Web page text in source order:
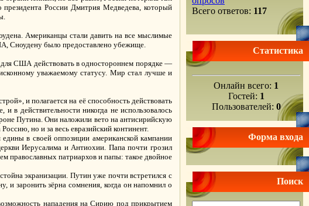
президента России Дмитрия Медведева, который
Американцы стали давить на все мыслимые
Сноудену было предоставлено убежище.
США действовать в одностороннем порядке —
уважаемому статусу. Мир стал лучше и
и полагается на её способность действовать
в действительности никогда не использовалось
Путина. Они наложили вето на антисирийскую
но и за весь евразийский континент.
в своей оппозиции американской кампании
Иерусалима и Антиохии. Папа почти грозил
православных патриархов и папы: такое двойное
экранизации. Путин уже почти встретился с
и заронить зёрна сомнения, когда он напомнил о
нападения на Сирию под прикрытием
Всего ответов: 117
Статистика
Онлайн всего: 1
Гостей: 1
Пользователей: 0
Форма входа
Поиск